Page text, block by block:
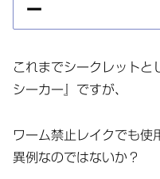
ー
これまでシークレットと
シーカー』ですが、
ワーム禁止レイクでも使
異例なのではないか？